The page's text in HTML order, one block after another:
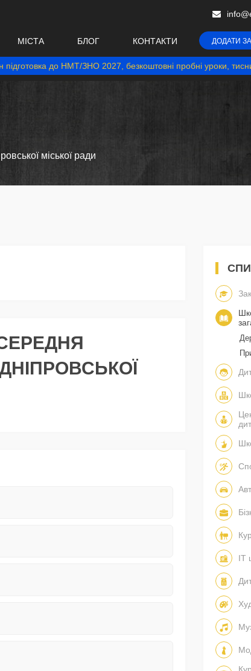
МІСТА БЛОГ КОНТАКТИ ДОДАТИ
підготовка до НМТ/ЗНО 2027, безкоштовні пробні уроки,
міської ради
IT